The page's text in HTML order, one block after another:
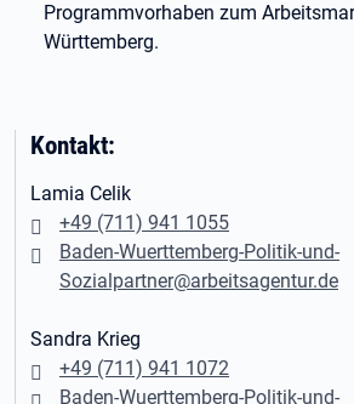
Programmvorhaben zum
Württemberg.
Kontakt:
Lamia Celik
+49 (711) 941 1055
Baden-Wuerttemberg-Politik-und-
Sozialpartner@arbeitsagentur.de
Sandra Krieg
+49 (711) 941 1072
Baden-Wuerttemberg-Politik-und-